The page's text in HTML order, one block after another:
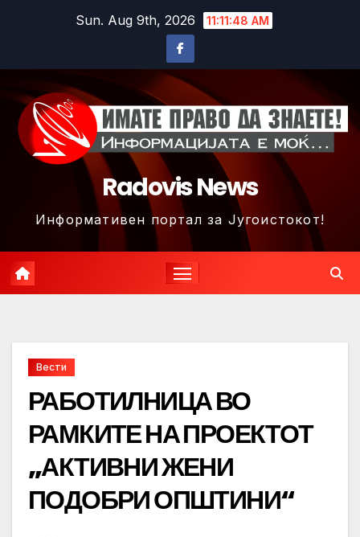
Sun. Aug 9th, 2026 11:11:51 AM
Radovis News
Информативен портал за Југоистокот!
Вести
РАБОТИЛНИЦА ВО
РАМКИТЕ НА ПРОЕКТОТ
„АКТИВНИ ЖЕНИ
ПОДОБРИ ОПШТИНИ“